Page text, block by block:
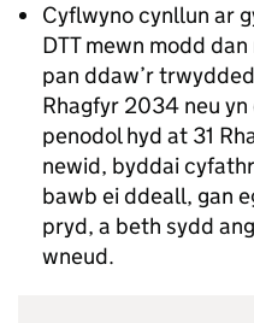
Cyflwyno cynllun ar
DTT mewn modd
pan ddaw’r
Rhagfyr 2034 neu
penodol hyd at 31
newid, byddai
bawb ei ddeall, gan
pryd, a beth sydd
wneud.